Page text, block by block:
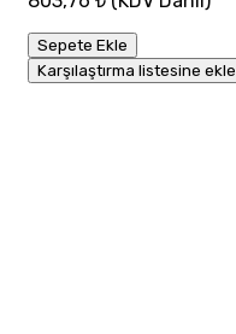
Sepete Ekle
Karşılaştırma listesine ekle